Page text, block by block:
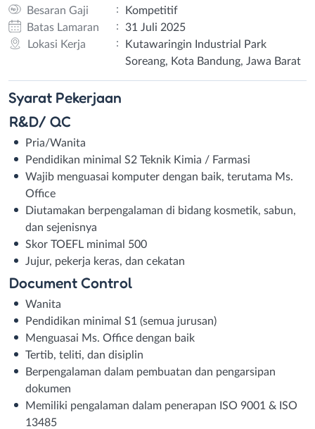
Besaran Gaji
:
Kompetitif
Batas Lamaran
:
31 Juli 2025
Lokasi Kerja
:
Kutawaringin Industrial Park
Soreang, Kota Bandung, Jawa Barat
Syarat Pekerjaan
R&D/ QC
Pria/Wanita
Pendidikan minimal S2 Teknik Kimia / Farmasi
Wajib menguasai komputer dengan baik, terutama Ms.
Office
Diutamakan berpengalaman di bidang kosmetik, sabun,
dan sejenisnya
Skor TOEFL minimal 500
Jujur, pekerja keras, dan cekatan
Document Control
Wanita
Pendidikan minimal S1 (semua jurusan)
Menguasai Ms. Office dengan baik
Tertib, teliti, dan disiplin
Berpengalaman dalam pembuatan dan pengarsipan
dokumen
Memiliki pengalaman dalam penerapan ISO 9001 & ISO
13485